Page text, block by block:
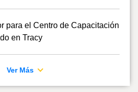
para el Centro de Capacitación
en Tracy
Ver Más